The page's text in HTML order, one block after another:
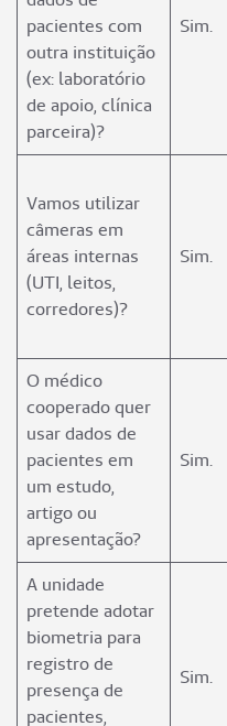
pacientes com
outra instituição
(ex: laboratório
de apoio, clínica
parceira)?
Sim.
Vamos utilizar
câmeras em
áreas internas
(UTI, leitos,
corredores)?
Sim.
O médico
cooperado quer
usar dados de
pacientes em
um estudo,
artigo ou
apresentação?
Sim.
A unidade
pretende adotar
biometria para
registro de
presença de
pacientes,
Sim.